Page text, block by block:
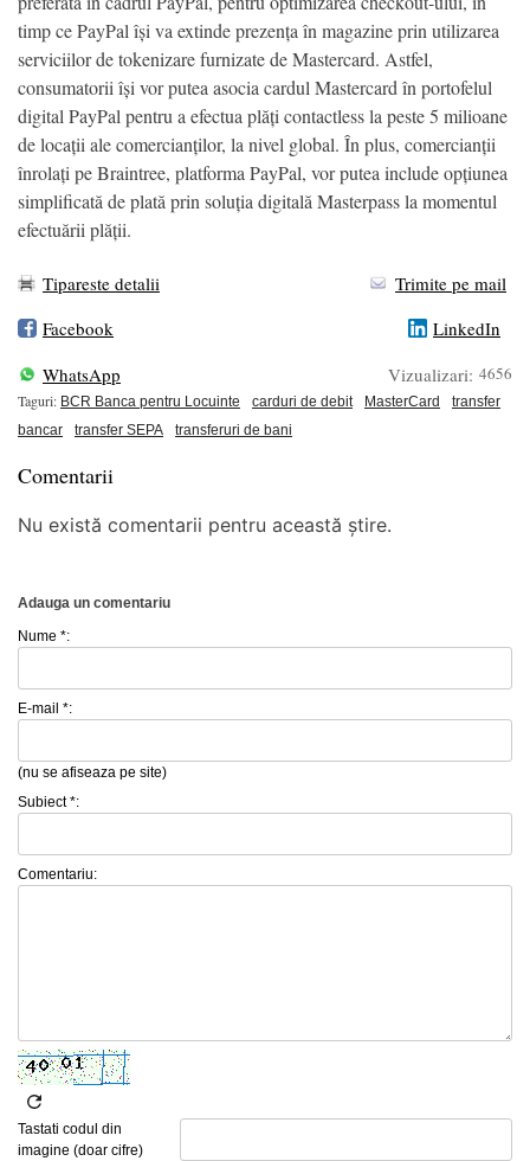
timp ce PayPal își va extinde prezența în magazine prin utilizarea
serviciilor de tokenizare furnizate de Mastercard. Astfel,
consumatorii își vor putea asocia cardul Mastercard în portofelul
digital PayPal pentru a efectua plăți contactless la peste 5 milioane
de locații ale comercianților, la nivel global. În plus, comercianții
înrolați pe Braintree, platforma PayPal, vor putea include opțiunea
simplificată de plată prin soluția digitală Masterpass la momentul
efectuării plății.
Tipareste detalii
Trimite pe mail
Facebook
LinkedIn
WhatsApp
Vizualizari: 4656
Taguri: BCR Banca pentru Locuinte carduri de debit MasterCard
transfer
bancar
transfer SEPA transferuri de bani
Comentarii
Nu există comentarii pentru această știre.
Adauga un comentariu
Nume *:
E-mail *:
(nu se afiseaza pe site)
Subiect *:
Comentariu:
Tastati codul din
imagine (doar cifre)